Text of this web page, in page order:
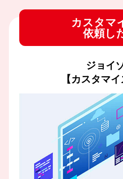
カスタマ
依頼し
ジョイ
【カスタマイ